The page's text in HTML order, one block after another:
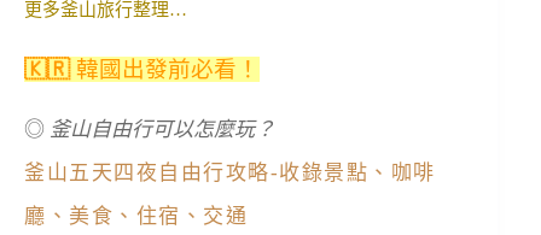
更多釜山旅行整理…
🇰🇷韓國出發前必看！
◎ 釜山自由行可以怎麼玩？
釜山五天四夜自由行攻略-收錄景點、咖啡
廳、美食、住宿、交通